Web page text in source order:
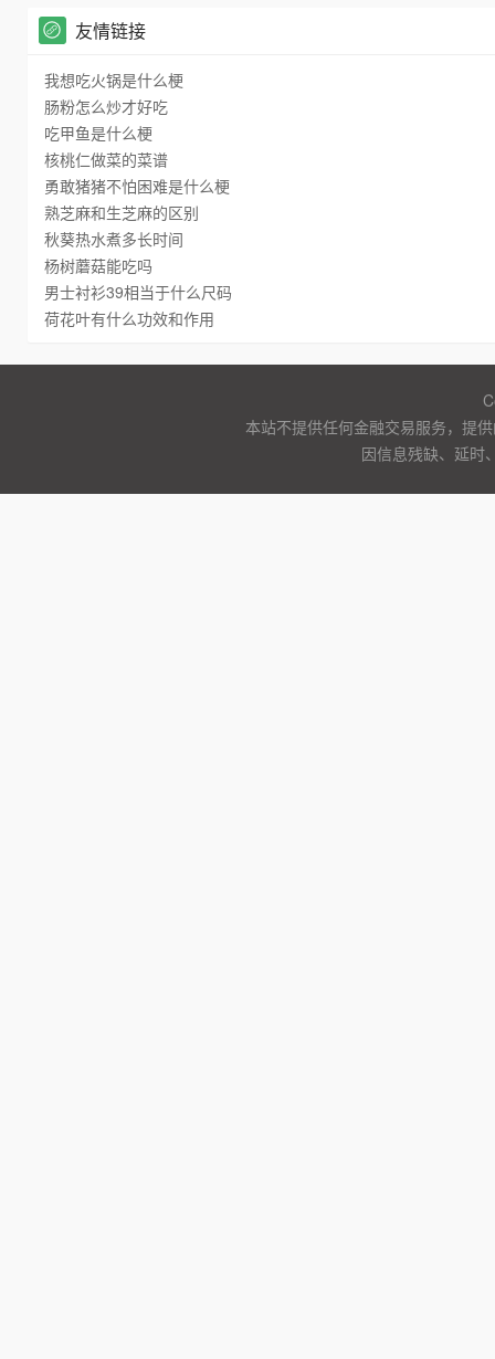
友情链接
我想吃火锅是什么梗
肠粉怎么炒才好吃
吃甲鱼是什么梗
核桃仁做菜的菜谱
勇敢猪猪不怕困难是什么梗
熟芝麻和生芝麻的区别
秋葵热水煮多长时间
杨树蘑菇能吃吗
男士衬衫39相当于什么尺码
荷花叶有什么功效和作用
本站不提供任何金融交易服务，提
因信息残缺、延时